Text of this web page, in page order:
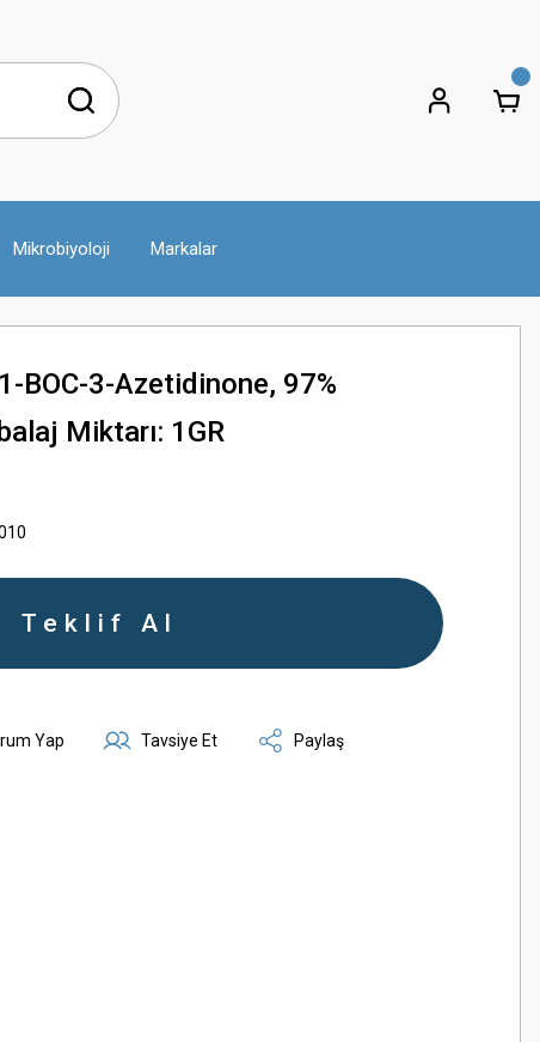
Mikrobiyoloji Markalar
BOC-3-Azetidinone, 97%
Miktarı: 1GR
Teklif Al
Yap Tavsiye Et Paylaş